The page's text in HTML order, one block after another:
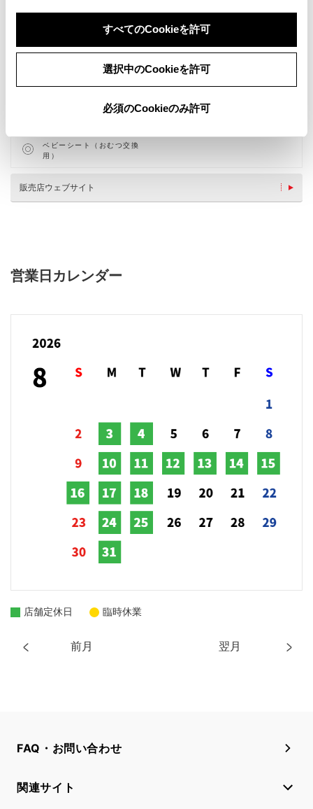
すべてのCookieを許可
選択中のCookieを許可
必須のCookieのみ許可
キッズルーム 授乳室
バリアフリー/フラットフロ
バリアフリー/多目的駐車場
車検・整備・メンテナンス取
U-car(中古車)取扱店
ベビーシート（おむつ交換
用）
販売店ウェブサイト
営業日カレンダー
前月 翌月
店舗定休日 臨時休業
FAQ・お問い合わせ
関連サイト